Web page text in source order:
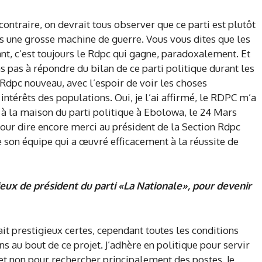
on devrait tous observer que ce parti est plutôt
grosse machine de guerre. Vous vous dites que les
c’est toujours le Rdpc qui gagne, paradoxalement. Et
pas à répondre du bilan de ce parti politique durant les
nouveau, avec l’espoir de voir les choses
des populations. Oui, je l’ai affirmé, le RDPC m’a
la maison du parti politique à Ebolowa, le 24 Mars
dire encore merci au président de la Section Rdpc
équipe qui a œuvré efficacement à la réussite de
de président du parti «La Nationale», pour devenir
prestigieux certes, cependant toutes les conditions
au bout de ce projet. J’adhère en politique pour servir
non pour rechercher principalement des postes. Je